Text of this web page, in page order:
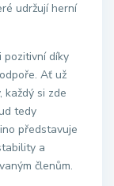
udržují herní
pozitivní díky
Ať už
si zde
tedy
představuje
a
členům.